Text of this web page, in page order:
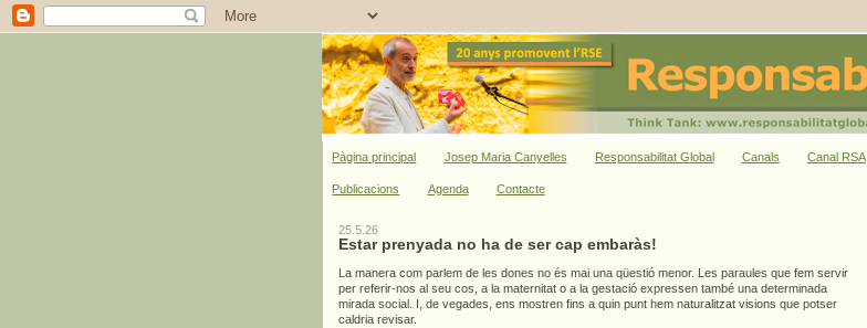
Pàgina principal Josep Maria Canyelles Responsabilitat Global Canals Canal RSA
Publicacions Agenda Contacte
25.5.26
Estar prenyada no ha de ser cap embaràs!
La manera com parlem de les dones no és mai una qüestió menor. Les paraules que fem servir
per referir-nos al seu cos, a la maternitat o a la gestació expressen també una determinada
mirada social. I, de vegades, ens mostren fins a quin punt hem naturalitzat visions que potser
caldria revisar.